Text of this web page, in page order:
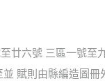
廿六號 三區一號至
賦則由縣編造圖冊